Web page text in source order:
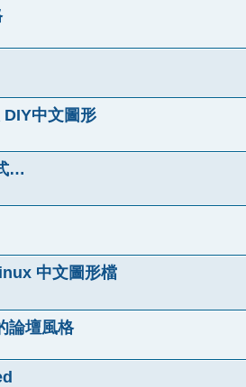
中文圖形
…
中文圖形檔
論壇風格